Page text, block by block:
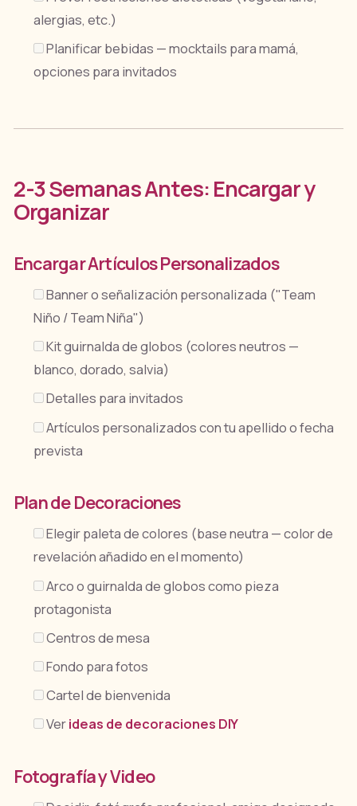
alergias, etc.)
Planificar bebidas — mocktails para mamá,
opciones para invitados
2-3 Semanas Antes: Encargar y
Organizar
Encargar Artículos Personalizados
Banner o señalización personalizada ("Team
Niño / Team Niña")
Kit guirnalda de globos (colores neutros —
blanco, dorado, salvia)
Detalles para invitados
Artículos personalizados con tu apellido o fecha
prevista
Plan de Decoraciones
Elegir paleta de colores (base neutra — color de
revelación añadido en el momento)
Arco o guirnalda de globos como pieza
protagonista
Centros de mesa
Fondo para fotos
Cartel de bienvenida
Verideas de decoraciones DIY
Fotografía y Video